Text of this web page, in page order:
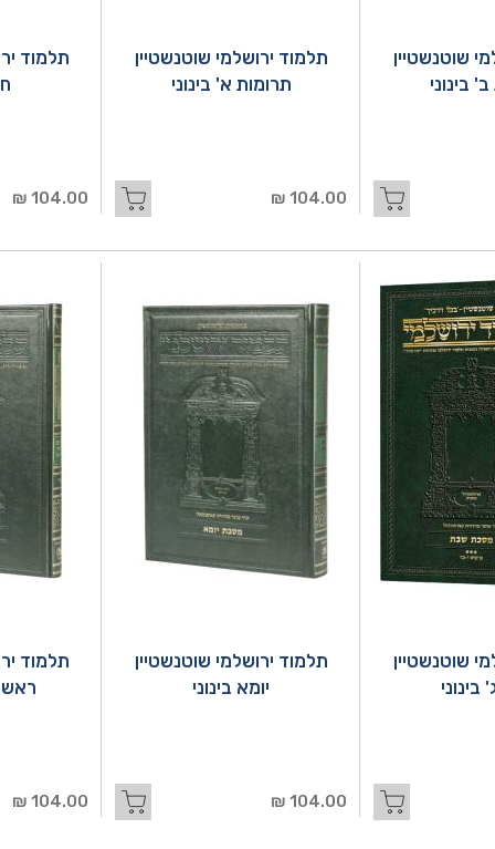
שוטנשטיין
בינוני
תלמוד ירושלמי שוטנשטיין
תרומות א' בינוני
104.00 ₪
תלמוד
104.00 ₪
שוטנשטיין
תלמוד ירושלמי שוטנשטיין
יומא בינוני
104.00 ₪
תלמוד
ראש
104.00 ₪